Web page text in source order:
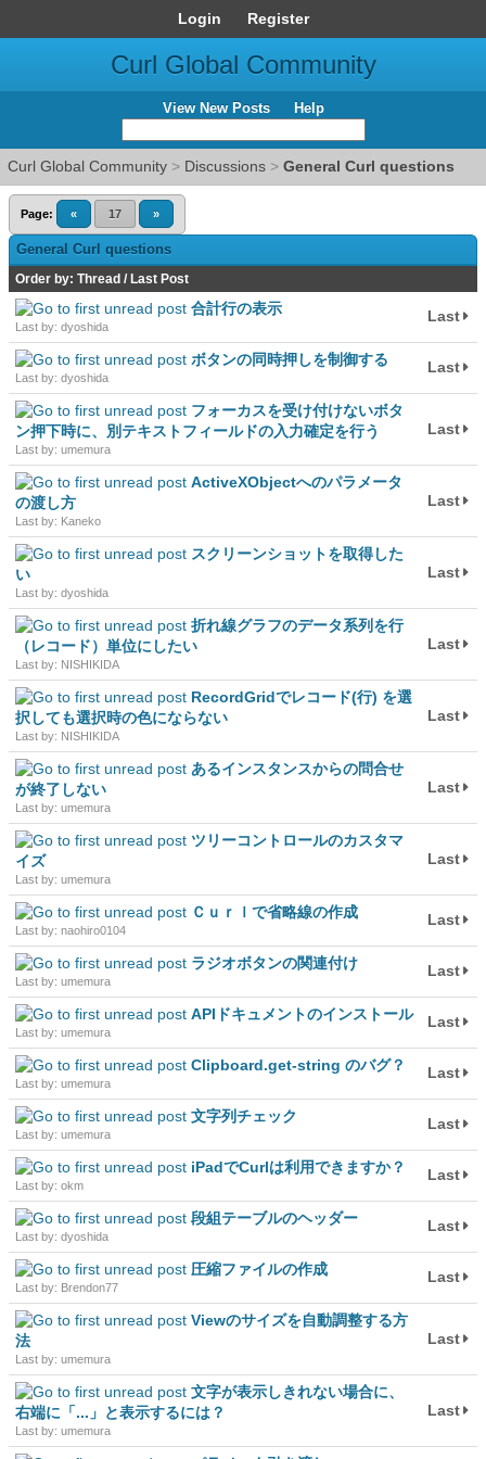
Login Register
Curl Global Community
View New Posts Help
Curl Global Community > Discussions > General Curl questions
Page: « 17 »
General Curl questions
Order by: Thread / Last Post
合計行の表示
Last by: dyoshida
Last
ボタンの同時押しを制御する
Last by: dyoshida
Last
フォーカスを受け付けないボタ
ン押下時に、別テキストフィールドの入力確定を行う
Last by: umemura
Last
ActiveXObjectへのパラメータ
の渡し方
Last by: Kaneko
Last
スクリーンショットを取得した
い
Last by: dyoshida
Last
折れ線グラフのデータ系列を行
（レコード）単位にしたい
Last by: NISHIKIDA
Last
RecordGridでレコード(行) を選
択しても選択時の色にならない
Last by: NISHIKIDA
Last
あるインスタンスからの問合せ
が終了しない
Last by: umemura
Last
ツリーコントロールのカスタマ
イズ
Last by: umemura
Last
Ｃｕｒｌで省略線の作成
Last by: naohiro0104
Last
ラジオボタンの関連付け
Last by: umemura
Last
APIドキュメントのインストール
Last by: umemura
Last
Clipboard.get-string のバグ？
Last by: umemura
Last
文字列チェック
Last by: umemura
Last
iPadでCurlは利用できますか？
Last by: okm
Last
段組テーブルのヘッダー
Last by: dyoshida
Last
圧縮ファイルの作成
Last by: Brendon77
Last
Viewのサイズを自動調整する方
法
Last by: umemura
Last
文字が表示しきれない場合に、
右端に「...」と表示するには？
Last by: umemura
Last